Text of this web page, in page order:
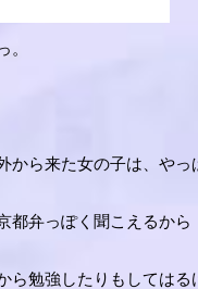
。
ら来た女の子は、や
弁っぽく聞こえるから
勉強したりもしては